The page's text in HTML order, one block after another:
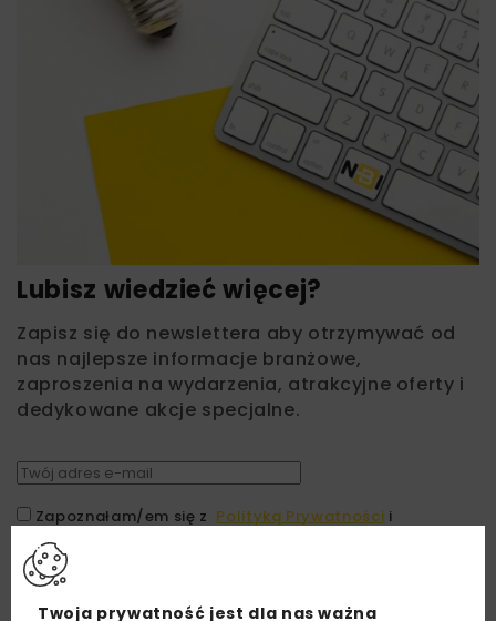
Lubisz wiedzieć więcej?
Zapisz się do newslettera aby otrzymywać od
nas najlepsze informacje branżowe,
zaproszenia na wydarzenia, atrakcyjne oferty i
dedykowane akcje specjalne.
Zapoznałam/em się z Polityką Prywatności i
podany przeze mnie adres e-mail korespondencji
handlowej w postaci newslettera.
Twoja prywatność jest dla nas ważna